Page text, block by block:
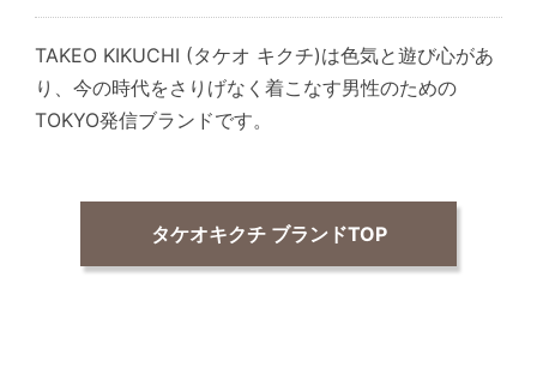
TAKEO KIKUCHI (タケオ キクチ)は色気と遊び心があ
り、今の時代をさりげなく着こなす男性のための
TOKYO発信ブランドです。
タケオキクチ ブランドTOP